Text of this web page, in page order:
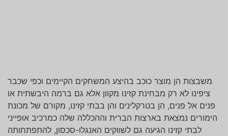
משבצות הן מוצר כוכב בהיצע המשחקים הקיימים וכפי שכבר
ציפינו לא רק מבחינת קזינו מקוון אלא גם ברמה היבשתית או
פנים אל פנים, הן בטרקלינים והן בבתי קזינו, מקורם של מכונת
הימורים נמצאת בארצות הברית וההכללה שלה כמרכיב אופייני
לבתי קזינו הגיעה גם לשווקים האנגלו-סכסון, להתפתחותה